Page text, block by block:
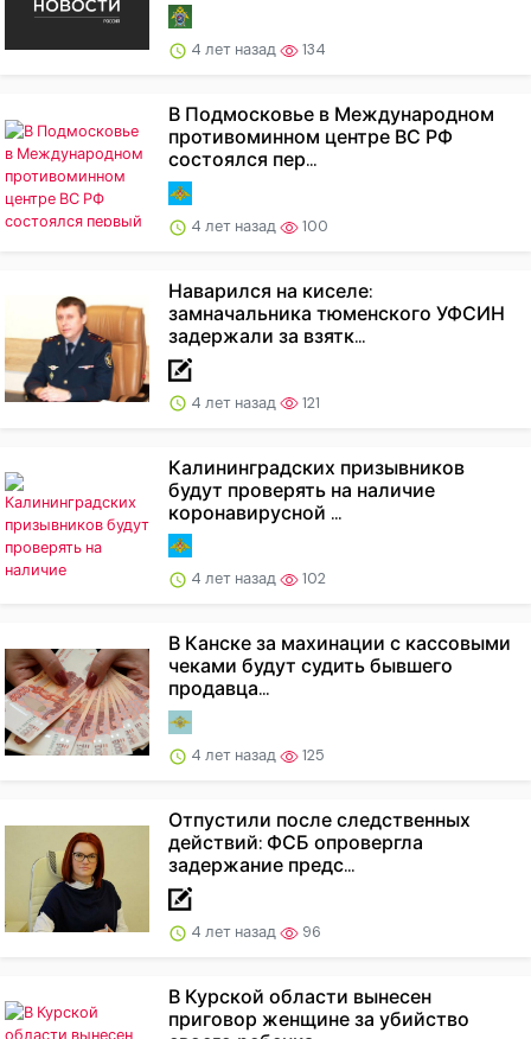
4 лет назад 134
В Подмосковье в Международном
противоминном центре ВС РФ
состоялся пер...
4 лет назад 100
Наварился на киселе:
замначальника тюменского УФСИН
задержали за взятк...
4 лет назад 121
Калининградских призывников
будут проверять на наличие
коронавирусной ...
4 лет назад 102
В Канске за махинации с кассовыми
чеками будут судить бывшего
продавца...
4 лет назад 125
Отпустили после следственных
действий: ФСБ опровергла
задержание предс...
4 лет назад 96
В Курской области вынесен
приговор женщине за убийство